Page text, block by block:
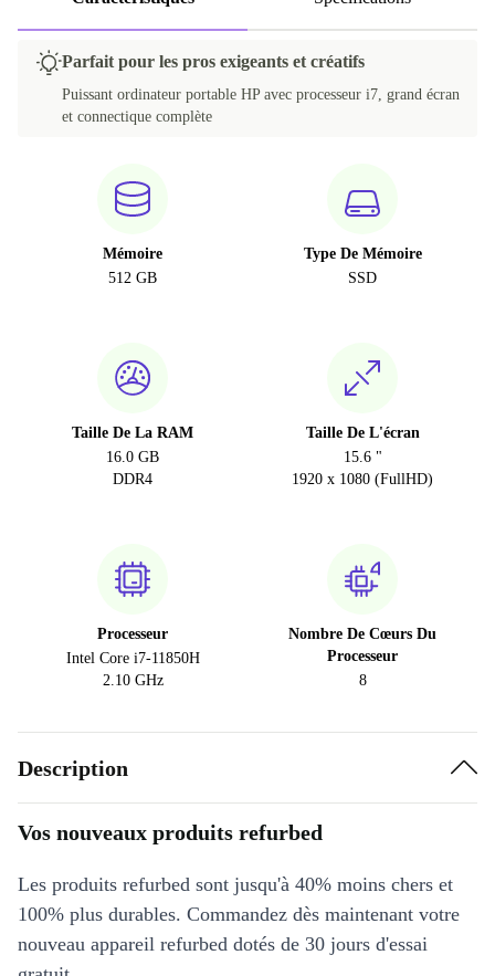
Parfait pour les pros exigeants et créatifs
Puissant ordinateur portable HP avec processeur i7, grand écran
et connectique complète
Mémoire
512 GB
Type De Mémoire
SSD
Taille De La RAM
16.0 GB
DDR4
Taille De L'écran
15.6 "
1920 x 1080 (FullHD)
Processeur
Intel Core i7-11850H
2.10 GHz
Nombre De Cœurs Du
Processeur
8
Description
Vos nouveaux produits refurbed
Les produits refurbed sont jusqu'à 40% moins chers et
100% plus durables. Commandez dès maintenant votre
nouveau appareil refurbed dotés de 30 jours d'essai